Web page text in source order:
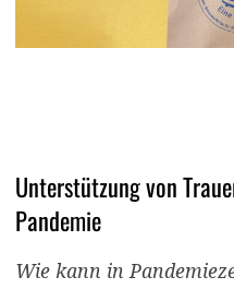
Unterstützung von
Pandemie
Wie kann in